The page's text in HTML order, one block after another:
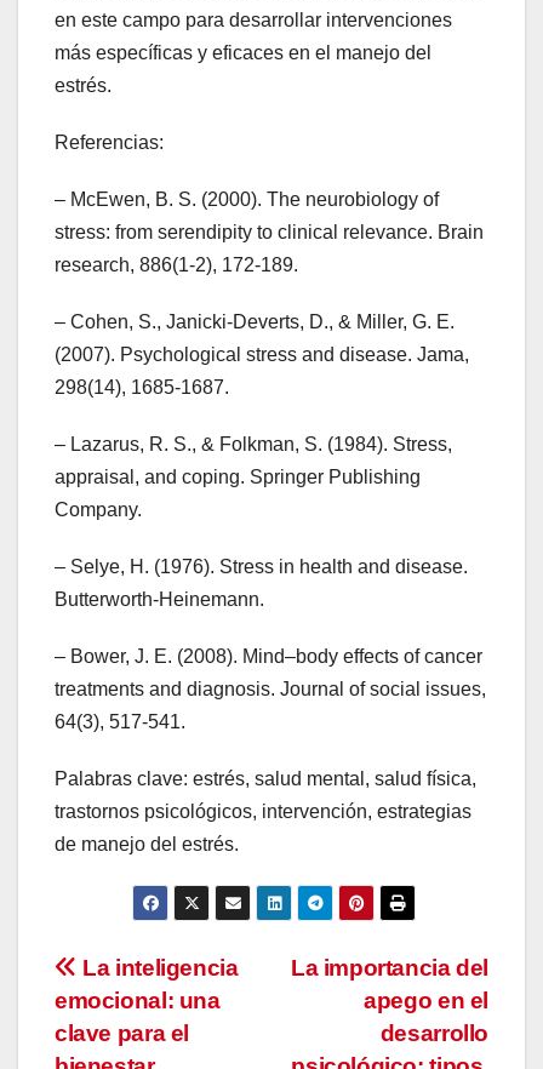
en este campo para desarrollar intervenciones
más específicas y eficaces en el manejo del
estrés.
Referencias:
– McEwen, B. S. (2000). The neurobiology of
stress: from serendipity to clinical relevance. Brain
research, 886(1-2), 172-189.
– Cohen, S., Janicki-Deverts, D., & Miller, G. E.
(2007). Psychological stress and disease. Jama,
298(14), 1685-1687.
– Lazarus, R. S., & Folkman, S. (1984). Stress,
appraisal, and coping. Springer Publishing
Company.
– Selye, H. (1976). Stress in health and disease.
Butterworth-Heinemann.
– Bower, J. E. (2008). Mind–body effects of cancer
treatments and diagnosis. Journal of social issues,
64(3), 517-541.
Palabras clave: estrés, salud mental, salud física,
trastornos psicológicos, intervención, estrategias
de manejo del estrés.
Navegación
de
La importancia del
apego en el
desarrollo
La inteligencia
emocional: una
clave para el